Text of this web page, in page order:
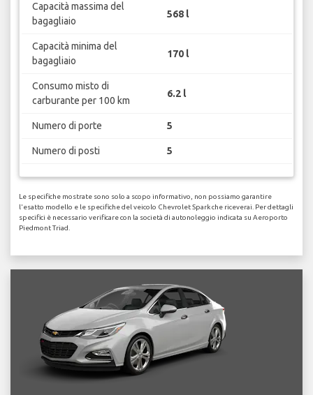
Capacità massima del
bagagliaio
568 l
Capacità minima del
bagagliaio
170 l
Consumo misto di
carburante per 100 km
6.2 l
Numero di porte 5
Numero di posti 5
Le specifiche mostrate sono solo a scopo informativo, non possiamo garantire
l'esatto modello e le specifiche del veicolo Chevrolet Spark che riceverai. Per dettagli
specifici è necessario verificare con la società di autonoleggio indicata su Aeroporto
Piedmont Triad.